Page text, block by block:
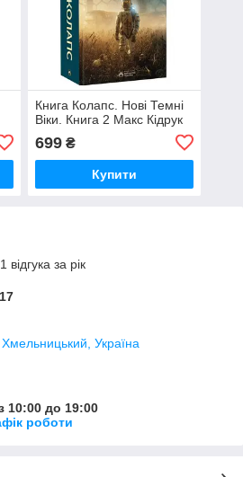
Книга Колапс. Нові Темні
Віки. Книга 2 Макс Кідрук
699₴
Купити
за рік
Україна
10:00 до 19:00
роботи